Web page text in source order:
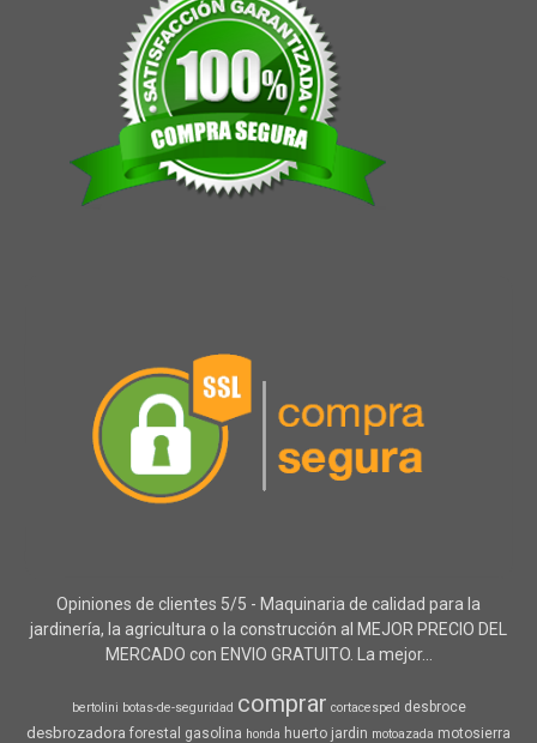
Opiniones de clientes 5/5 - Maquinaria de calidad para la
jardinería, la agricultura o la construcción al MEJOR PRECIO DEL
MERCADO con ENVIO GRATUITO. La mejor...
bertolini botas-de-seguridad comprar cortacesped desbroce
desbrozadora forestal gasolina honda huerto jardin motoazada motosierra